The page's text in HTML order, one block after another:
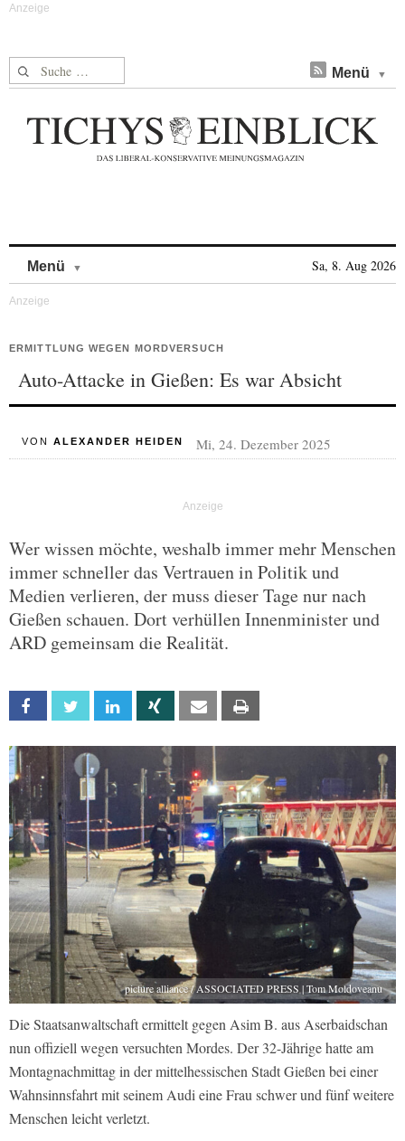
Suche nach: Menü
Menü Sa, 8. Aug 2026
ERMITTLUNG WEGEN MORDVERSUCH
Auto-Attacke in Gießen: Es war Absicht
VON ALEXANDER HEIDEN Mi, 24. Dezember 2025
Wer wissen möchte, weshalb immer mehr Menschen
immer schneller das Vertrauen in Politik und
Medien verlieren, der muss dieser Tage nur nach
Gießen schauen. Dort verhüllen Innenminister und
ARD gemeinsam die Realität.
Facebook Twitter Linkedin Xing Email
picture alliance / ASSOCIATED PRESS | Tom Moldoveanu
Die Staatsanwaltschaft ermittelt gegen Asim B. aus Aserbaidschan
nun offiziell wegen versuchten Mordes. Der 32-Jährige hatte am
Montagnachmittag in der mittelhessischen Stadt Gießen bei einer
Wahnsinnsfahrt mit seinem Audi eine Frau schwer und fünf weitere
Menschen leicht verletzt.